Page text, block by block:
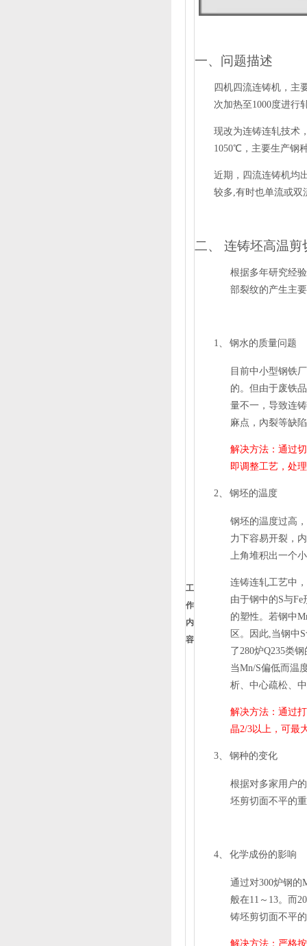
工
作
内
容
一、问题描述
四机四流连铸机，主
次加热至 1000度进行
现改为连铸连轧技术
1050℃，主要生产钢
近期，四流连铸机均
较多,有时也单流或双
二、 连铸坯高温剪
根据多年研究经
部裂纹的产生主
1、 钢水的质量问题
目前中小型钢铁
的。但由于废铁
量不一，导致连
麻点，內裂等缺
解决方法：通过
即调整工艺，处
2、 钢坯的温度
钢坯的温度过高
力下容易开裂，
上角堆积出一个
连铸连轧工艺中
由于钢中的S与Fe
的塑性。若钢中
区。因此,当钢中 S
了280炉Q235类钢
当Mn/S偏低而温
析、中心疏松、
解决方法：通过
晶2/3以上，可最
3、 钢种的变化
根据对多家用户
坯剪切面不平的
4、 化学成份的影响
通过对300炉钢的
般在11 ～ 13。而
铸坯剪切面不平
解决方法：严格